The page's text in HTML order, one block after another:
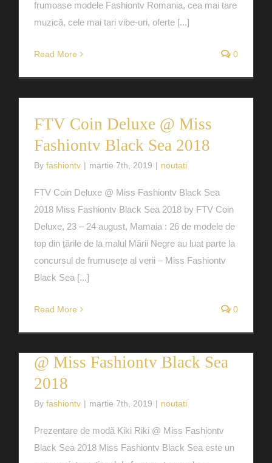
frumoase modele Fashiontv Romania, cea mai tare
muzică, cele mai tari vibe-uri, oferte [...]
Read More 0
FTV Coin Deluxe @ Miss
Fashiontv Black Sea 2018
By fashiontv | martie 7th, 2019 | noutati
FTV Coin Deluxe @ Miss Fashiontv Black Sea
2018 Miss Fashiontv Black Sea 2018 by FTV Coin
Deluxe, 23 – 24 august, Mamaia : 26 de modele de
top din țările de la malul Mării Negre au luat parte la
concursul de frumusețe al verii – Miss Fashiontv
Black Sea [...]
Read More 0
@ Miss Fashiontv Black Sea
2018
By fashiontv | martie 7th, 2019 | noutati
Prezentare de modă Kiki Riki @ Miss Fashiontv
Black Sea 2018 Miss Fashiontv Black Sea este un